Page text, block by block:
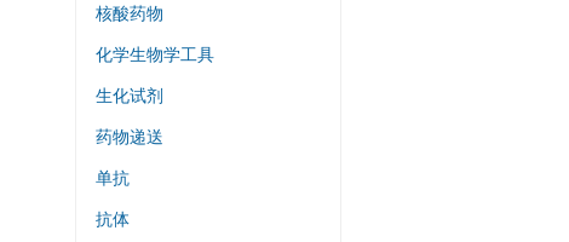
核酸药物
化学生物学工具
生化试剂
药物递送
单抗
抗体